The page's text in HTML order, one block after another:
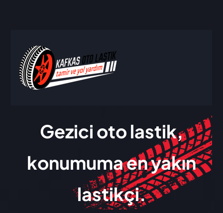
Gezici oto lastik,
konumuma en yakın
lastikçi.